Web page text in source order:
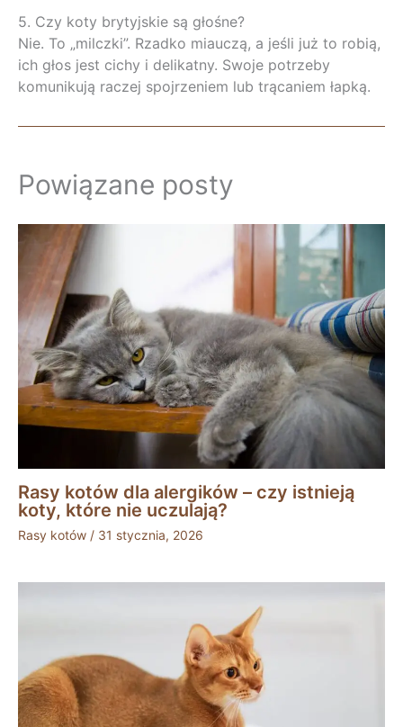
5. Czy koty brytyjskie są głośne?
Nie. To „milczki”. Rzadko miauczą, a jeśli już to robią,
ich głos jest cichy i delikatny. Swoje potrzeby
komunikują raczej spojrzeniem lub trącaniem łapką.
Powiązane posty
Rasy kotów dla alergików – czy istnieją
koty, które nie uczulają?
Rasy kotów / 31 stycznia, 2026